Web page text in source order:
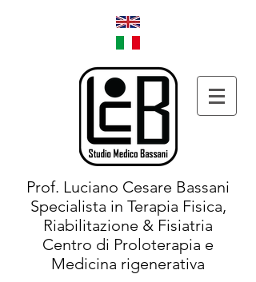
Prof. Luciano Cesare Bassani
Specialista in Terapia Fisica,
Riabilitazione & Fisiatria
Centro di Proloterapia e
Medicina rigenerativa